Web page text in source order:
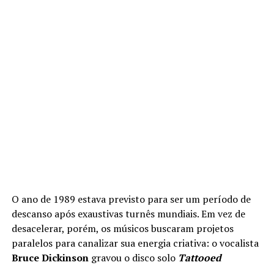
O ano de 1989 estava previsto para ser um período de
descanso após exaustivas turnês mundiais. Em vez de
desacelerar, porém, os músicos buscaram projetos
paralelos para canalizar sua energia criativa: o vocalista
Bruce Dickinsongravou o disco solo Tattooed